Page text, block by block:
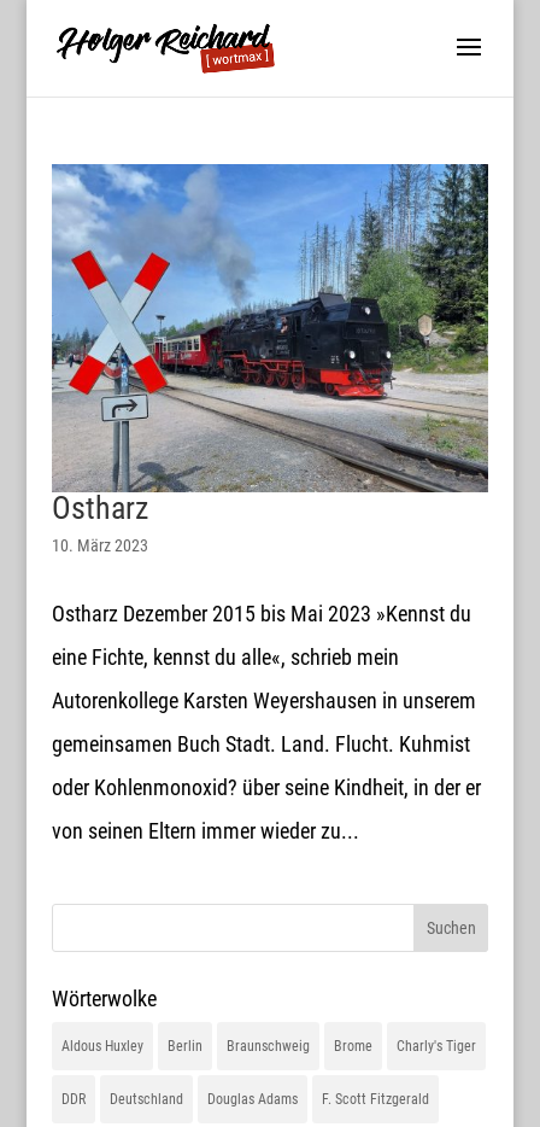
Ostharz
10. März 2023
Ostharz Dezember 2015 bis Mai 2023 »Kennst du
eine Fichte, kennst du alle«, schrieb mein
Autorenkollege Karsten Weyershausen in unserem
gemeinsamen Buch Stadt. Land. Flucht. Kuhmist
oder Kohlenmonoxid? über seine Kindheit, in der er
von seinen Eltern immer wieder zu...
Wörterwolke
Aldous Huxley Berlin Braunschweig Brome Charly's Tiger
DDR Deutschland Douglas Adams F. Scott Fitzgerald